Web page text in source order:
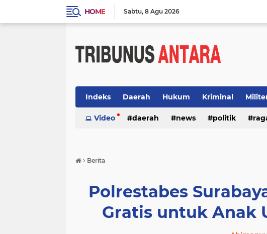
HOME Sabtu 8 Agu 2026
Indeks Daerah Hukum Kriminal
Video daerah news politik
› Berita
Polrestabes
Gratis untuk Anak